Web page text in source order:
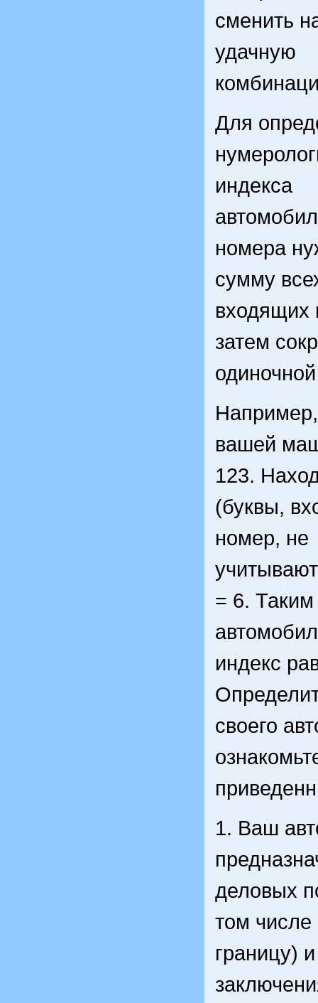
сменить
удачную
Для
индекса
номера
сумму
входящих
затем
вашей
123.
(буквы,
номер, не
= 6.
индекс
своего
1. Ваш
деловых
том числе
границу) и